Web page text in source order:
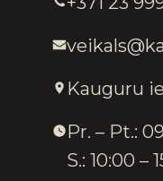
Kauguru
Pr. – Pt.:
S.: 10:00 –